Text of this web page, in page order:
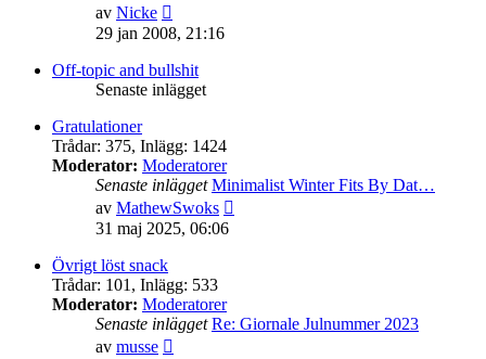
av Nicke
till
det
senaste
inlägget
29 jan 2008, 21:16
Off-topic and bullshit
Senaste inlägget
Gratulationer
Trådar: 375, Inlägg: 1424
Moderator: Moderatorer
Senaste inlägget Minimalist Winter Fits By Dat…
av MathewSwoks
31 maj 2025, 06:06
Övrigt löst snack
Trådar: 101 , Inlägg: 533
Moderator: Moderatorer
Senaste inlägget Re: Giornale Julnummer 2023
av musse